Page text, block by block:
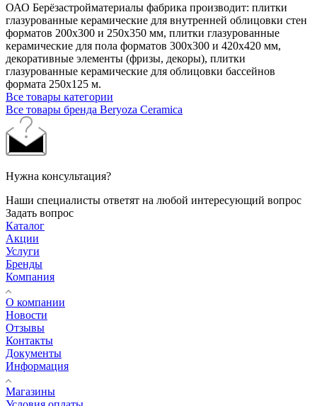
ОАО Берёзастройматериалы фабрика производит: плитки
глазурованные керамические для внутренней облицовки стен
форматов 200х300 и 250х350 мм, плитки глазурованные
керамические для пола форматов 300х300 и 420х420 мм,
декоративные элементы (фризы, декоры), плитки
глазурованные керамические для облицовки бассейнов
формата 250х125 м.
Все товары категории
Все товары бренда Beryoza Ceramica
Нужна консультация?
Наши специалисты ответят на любой интересующий вопрос
Задать вопрос
Каталог
Акции
Услуги
Бренды
Компания
О компании
Новости
Отзывы
Контакты
Документы
Информация
Магазины